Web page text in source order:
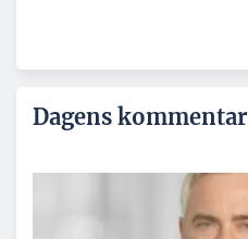
Dagens kommentar